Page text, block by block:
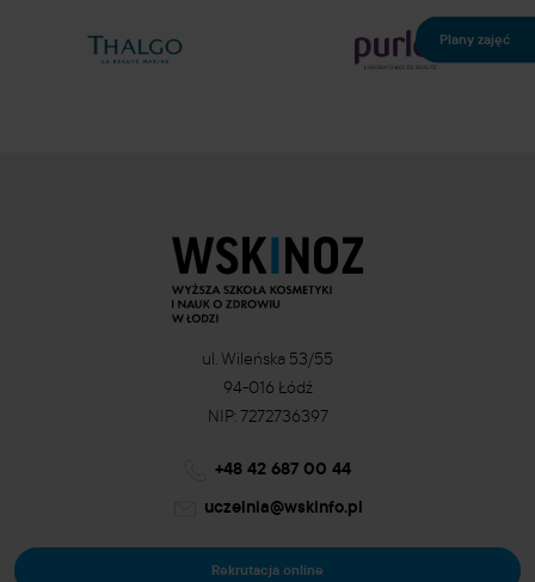
Plany zajęć
ul. Wileńska 53/55
94-016 Łódź
NIP: 7272736397
+48 42 687 00 44
uczelnia@wskinfo.pl
Rekrutacja online